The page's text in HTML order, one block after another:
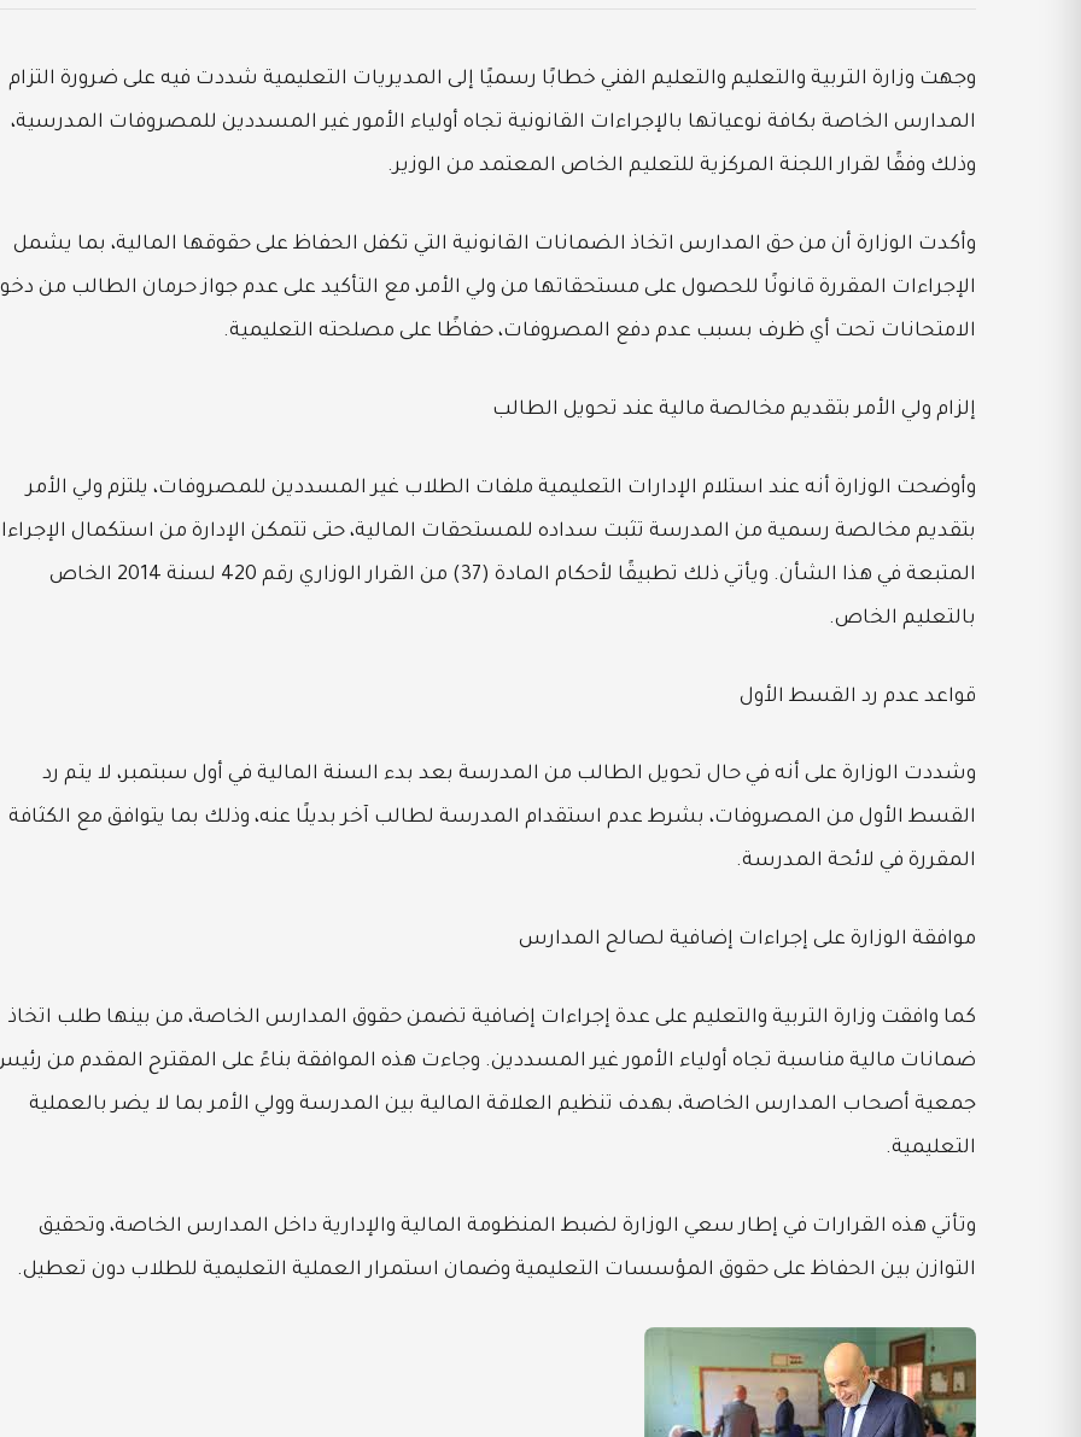
وجهت وزارة التربية والتعليم والتعليم الفني خطابًا رسميًا إلى المديريات التعليمية شددت فيه على ضرورة التزام
المدارس الخاصة بكافة نوعياتها بالإجراءات القانونية تجاه أولياء الأمور غير المسددين للمصروفات المدرسية،
وذلك وفقًا لقرار اللجنة المركزية للتعليم الخاص المعتمد من الوزير.
وأكدت الوزارة أن من حق المدارس اتخاذ الضمانات القانونية التي تكفل الحفاظ على حقوقها المالية، بما يشمل
الإجراءات المقررة قانونًا للحصول على مستحقاتها من ولي الأمر، مع التأكيد على عدم جواز حرمان الطالب من
الامتحانات تحت أي ظرف بسبب عدم دفع المصروفات، حفاظًا على مصلحته التعليمية.
إلزام ولي الأمر بتقديم مخالصة مالية عند تحويل الطالب
وأوضحت الوزارة أنه عند استلام الإدارات التعليمية ملفات الطلاب غير المسددين للمصروفات، يلتزم ولي الأمر
بتقديم مخالصة رسمية من المدرسة تثبت سداده للمستحقات المالية، حتى تتمكن الإدارة من استكمال
المتبعة في هذا الشأن. ويأتي ذلك تطبيقًا لأحكام المادة (37) من القرار الوزاري رقم 420 لسنة 2014 الخاص
بالتعليم الخاص.
قواعد عدم رد القسط الأول
وشددت الوزارة على أنه في حال تحويل الطالب من المدرسة بعد بدء السنة المالية في أول سبتمبر، لا يتم رد
القسط الأول من المصروفات، بشرط عدم استقدام المدرسة لطالب آخر بديلًا عنه، وذلك بما يتوافق مع الكثافة
المقررة في لائحة المدرسة.
موافقة الوزارة على إجراءات إضافية لصالح المدارس
كما وافقت وزارة التربية والتعليم على عدة إجراءات إضافية تضمن حقوق المدارس الخاصة، من بينها طلب اتخاذ
ضمانات مالية مناسبة تجاه أولياء الأمور غير المسددين. وجاءت هذه الموافقة بناءً على المقترح المقدم من
جمعية أصحاب المدارس الخاصة، بهدف تنظيم العلاقة المالية بين المدرسة وولي الأمر بما لا يضر بالعملية
التعليمية.
وتأتي هذه القرارات في إطار سعي الوزارة لضبط المنظومة المالية والإدارية داخل المدارس الخاصة، وتحقيق
التوازن بين الحفاظ على حقوق المؤسسات التعليمية وضمان استمرار العملية التعليمية للطلاب دون تعطيل.